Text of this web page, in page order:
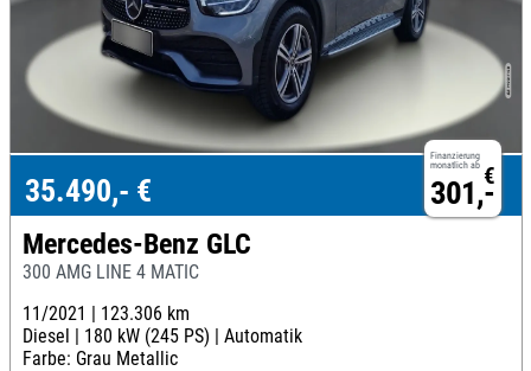
Finanzierung
monatlich ab €
301,-
35.490,- €
Mercedes-Benz GLC
300 AMG LINE 4 MATIC
11/2021 | 123.306 km
Diesel | 180 kW (245 PS) | Automatik
Farbe: Grau Metallic